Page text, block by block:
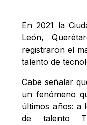
En 2021 la
León,
registraron el
talento de
Cabe señalar
un fenómeno
últimos años: a
de talento